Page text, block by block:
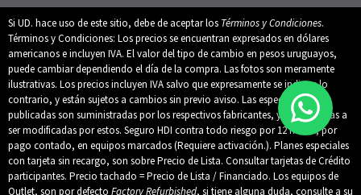
Si UD. hace uso de este sitio, debe de aceptar los Términos y Condiciones.
Términos y Condiciones: Los precios se encuentran expresados en dólares
americanos e incluyen IVA. El valor del tipo de cambio en pesos uruguayos,
puede cambiar dependiendo el día de la compra. Las fotos son meramente
ilustrativas. Los precios incluyen IVA salvo que expresamente se indique lo
contrario, y están sujetos a cambios sin previo aviso. Las especificaciones
publicadas son suministradas por los respectivos fabricantes, y están sujetas a
ser modificadas por estos. Seguro HDI contra todo riesgo por 12 meses, por
pago contado, en equipos marcados (Requiere activación.). Planes especiales
con tarjeta sin recargo, son sobre Precio de Lista. Consultar tarjetas de Crédito
participantes. Precio tachado = Precio de Lista / Financiado. Los equipos de
Outlet, son por defecto Factory Refurbished, si tiene alguna duda, consulte a su